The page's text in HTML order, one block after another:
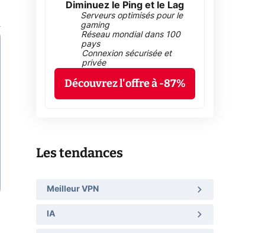
Diminuez le Ping et le Lag
Serveurs optimisés pour le
gaming
Réseau mondial dans 100
pays
Connexion sécurisée et
privée
Découvrez l'offre à -87%
Les tendances
Meilleur VPN
IA